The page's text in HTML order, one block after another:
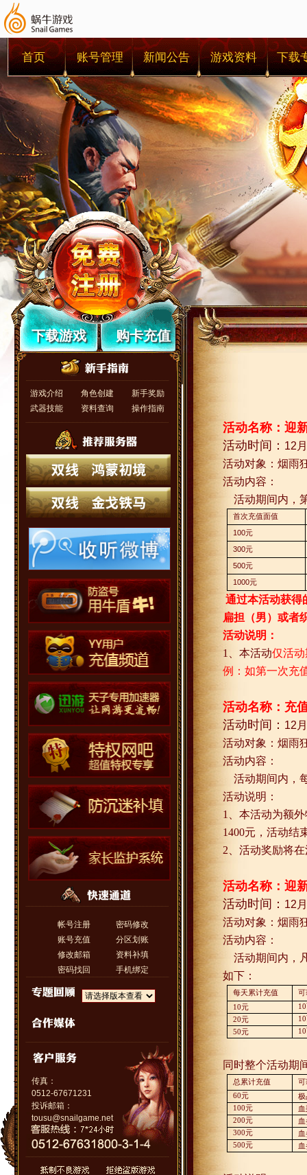
首页 账号管理 新闻公告 游戏资料 下载
下载游戏 购卡充值
游戏介绍 角色创建
新手奖励
武器技能
资料查询 操作指南
帐号注册
密码修改
账号充值
分区划账
修改邮箱
资料补填
密码找回
手机绑定
传真：
0512-67671231
投诉邮箱：
tousu@snailgame.net
活动名称：迎
活动时间： 12 月
活动对象：烟雨
活动内容：
活动期间内，
首次充值面值
100元
300元
500元
1000元
通过本活动获得
扁担（男）或者
活动说明：
1
、本活动仅活
例：如第一次充
活动名称： 充
活动时间： 12 月
活动对象：烟雨
活动内容：
活动期间内，
活动说明：
1
、本活动为额
1400元，活动结
2 、活动奖励将
活动名称：迎
活动时间： 12 月
活动对象：烟雨
活动内容：
活动期间内，
如下：
每天累计充值
可
10元 10
20元 10
50元 10
同时整个活动期
总累计充值
可
60元
极
100元
血
200元
血
300元
血
500元 血